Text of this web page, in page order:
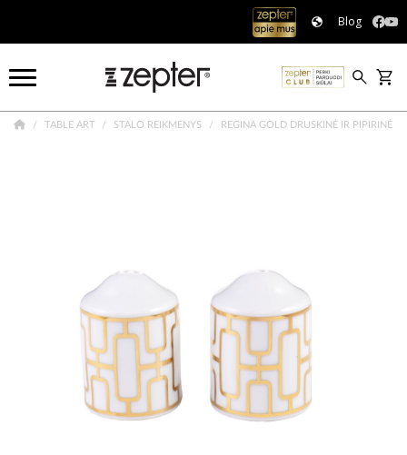
Blog
TABLE ART STALO REIKMENYS REGINA GOLD DRUSKINĖ IR PIPIRINĖ